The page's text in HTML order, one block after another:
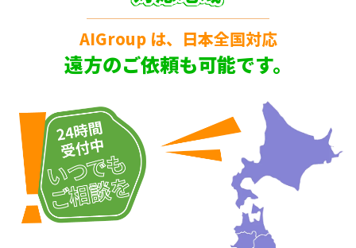
AIGroup は、日本全国対応
遠方のご依頼も可能です。